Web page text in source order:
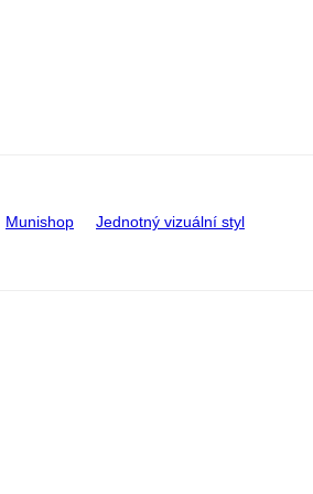
Munishop Jednotný vizuální styl